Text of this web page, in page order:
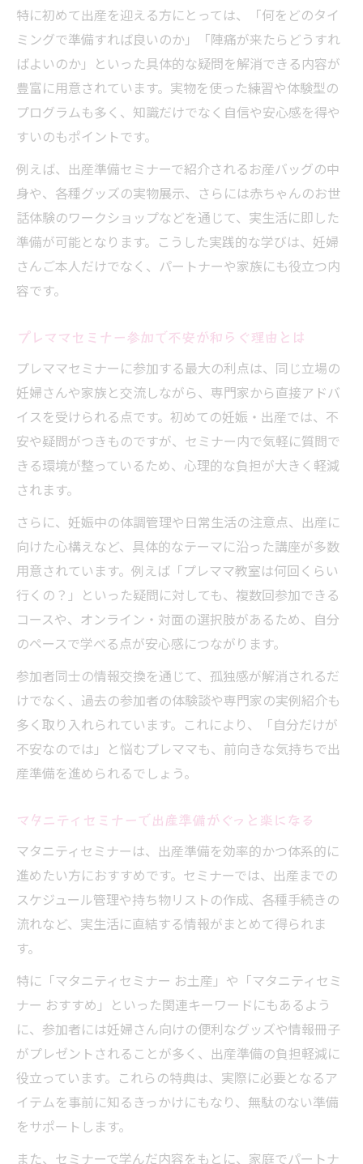
法
出産準備におすすめの無料セミナー徹底比
較
お土産付き出産準備セミナーの魅力とは
出産準備セミナーのお土産特典とはどんな
もの
マタニティセミナーで人気のお土産内容を
解説
出産セミナー参加で得られる嬉しいお土産
活用術
お土産付きセミナーで出産準備がもっと楽
マタニティセミナーお土産選びのポイント
出産への不安を解消する最新セミナー体験
最新出産セミナー体験で不安を自信に変え
る方法
出産前の悩みを解消するマタニティセミナ
妊娠期に役立つ出産セミナーの最新トレン
ド紹介
出産セミナーで実践的な安心知識が得られ
る理由
予約前に知りたい出産セミナー選びのポイント
出産セミナー予約前に確認すべき重要なポ
イント
マタニティセミナー選びで後悔しない方法
とは
スト
セミナー予約開始時期と申込タイミングの
コツ
失敗しない出産セミナーの選び方を徹底解
説
出産セミナー後に活かせるマタニティ知識
とは
満足度が高いマタニティセミナー参加のコ
ツ
出産準備セミナー体験を日常に役立てる方
法
マタニティセミナーの知識を家族と共有し
特に初めて出産を迎える方にとっては、「何をどのタイ
ミングで準備すれば良いのか」「陣痛が来たらどうすれ
ばよいのか」といった具体的な疑問を解消できる内容が
豊富に用意されています。実物を使った練習や体験型の
プログラムも多く、知識だけでなく自信や安心感を得や
すいのもポイントです。
例えば、出産準備セミナーで紹介されるお産バッグの中
身や、各種グッズの実物展示、さらには赤ちゃんのお世
話体験のワークショップなどを通じて、実生活に即した
準備が可能となります。こうした実践的な学びは、妊婦
さんご本人だけでなく、パートナーや家族にも役立つ内
容です。
プレママセミナー参加で不安が和らぐ理由とは
プレママセミナーに参加する最大の利点は、同じ立場の
妊婦さんや家族と交流しながら、専門家から直接アドバ
イスを受けられる点です。初めての妊娠・出産では、不
安や疑問がつきものですが、セミナー内で気軽に質問で
きる環境が整っているため、心理的な負担が大きく軽減
されます。
さらに、妊娠中の体調管理や日常生活の注意点、出産に
向けた心構えなど、具体的なテーマに沿った講座が多数
用意されています。例えば「プレママ教室は何回くらい
行くの？」といった疑問に対しても、複数回参加できる
コースや、オンライン・対面の選択肢があるため、自分
のペースで学べる点が安心感につながります。
参加者同士の情報交換を通じて、孤独感が解消されるだ
けでなく、過去の参加者の体験談や専門家の実例紹介も
多く取り入れられています。これにより、「自分だけが
不安なのでは」と悩むプレママも、前向きな気持ちで出
産準備を進められるでしょう。
マタニティセミナーで出産準備がぐっと楽になる
マタニティセミナーは、出産準備を効率的かつ体系的に
進めたい方におすすめです。セミナーでは、出産までの
スケジュール管理や持ち物リストの作成、各種手続きの
流れなど、実生活に直結する情報がまとめて得られま
す。
特に「マタニティセミナー お土産」や「マタニティセミ
ナー おすすめ」といった関連キーワードにもあるよう
に、参加者には妊婦さん向けの便利なグッズや情報冊子
がプレゼントされることが多く、出産準備の負担軽減に
役立っています。これらの特典は、実際に必要となるア
イテムを事前に知るきっかけにもなり、無駄のない準備
をサポートします。
また、セミナーで学んだ内容をもとに、家庭でパートナ